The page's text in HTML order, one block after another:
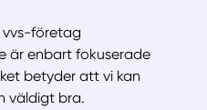
vvs-företag
är enbart fokuserade
betyder att vi kan
väldigt bra.